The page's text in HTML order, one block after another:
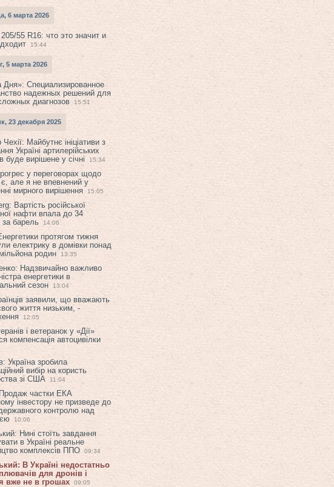
6 марта 2026
55 R16: что это значит и
15:44
5 марта 2026
Дня»: Специализированное
надежных решений для
диагнозов
15:51
23 декабря 2025
Чехії: Майбутнє ініціативи з
Україні артилерійських
буде вирішене у січні
15:34
у переговорах щодо
є, але я не впевнений у
мирного вирішення
15:05
Вартість російської
нафти впала до 34
за барель
14:06
протягом тижня
електрику в домівки понад
родин
13:35
Надзвичайно важливо
енергетики в
сезон
13:04
заявили, що вважають
життя низьким, -
12:05
і ветеранок у «Дії»
компенсація автоцивілки
Україна зробила
вибір на користь
зі США
11:04
частки ЕКА
інвестору не призведе до
контролю над
10:06
Нині стоїть завдання
в Україні реальне
комплексів ППО
09:34
В Україні недостатньо
для дронів і
вже не в грошах
09:05